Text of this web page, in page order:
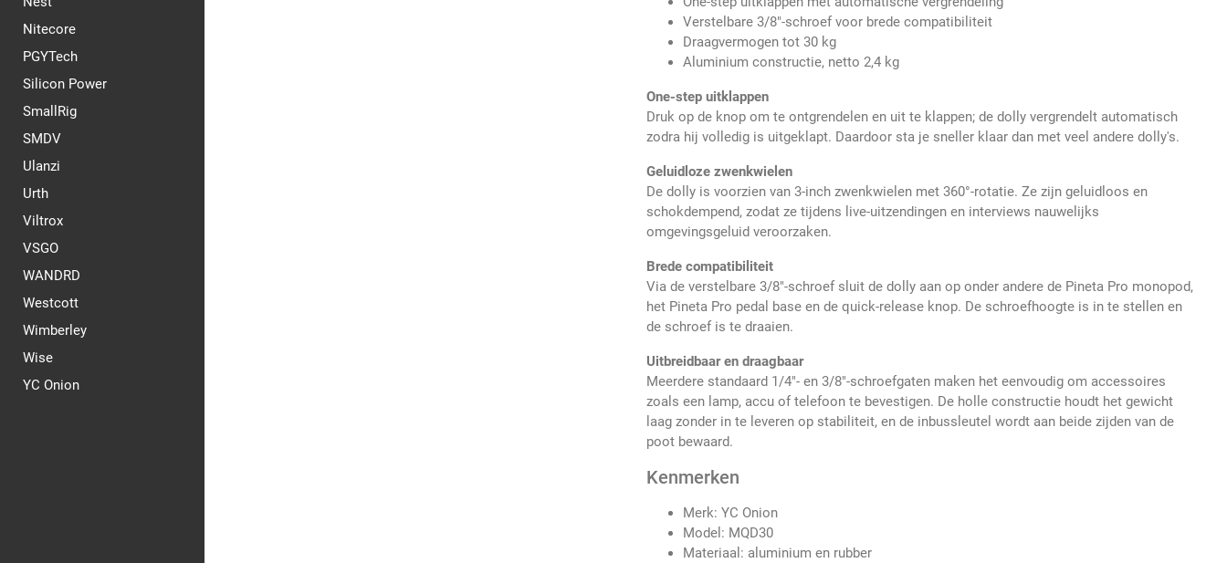
Nitecore
PGYTech
Silicon Power
SmallRig
SMDV
Ulanzi
Urth
Viltrox
VSGO
WANDRD
Westcott
Wimberley
Wise
YC Onion
Verstelbare 3/8"-schroef voor brede compatibiliteit
Draagvermogen tot 30 kg
Aluminium constructie, netto 2,4 kg
One-step uitklappen
Druk op de knop om te ontgrendelen en uit te klappen; de dolly vergrendelt automatisch
zodra hij volledig is uitgeklapt. Daardoor sta je sneller klaar dan met veel andere dolly's.
Geluidloze zwenkwielen
De dolly is voorzien van 3-inch zwenkwielen met 360°-rotatie. Ze zijn geluidloos en
schokdempend, zodat ze tijdens live-uitzendingen en interviews nauwelijks
omgevingsgeluid veroorzaken.
Brede compatibiliteit
Via de verstelbare 3/8"-schroef sluit de dolly aan op onder andere de Pineta Pro monopod,
het Pineta Pro pedal base en de quick-release knop. De schroefhoogte is in te stellen en
de schroef is te draaien.
Uitbreidbaar en draagbaar
Meerdere standaard 1/4"- en 3/8"-schroefgaten maken het eenvoudig om accessoires
zoals een lamp, accu of telefoon te bevestigen. De holle constructie houdt het gewicht
laag zonder in te leveren op stabiliteit, en de inbussleutel wordt aan beide zijden van de
poot bewaard.
Kenmerken
Merk: YC Onion
Model: MQD30
Materiaal: aluminium en rubber